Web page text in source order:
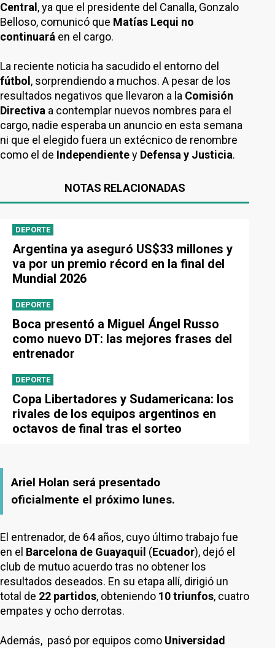
Central , ya que el presidente del Canalla, Gonzalo
Belloso, comunicó que Matías Lequi no
continuará en el cargo.
La reciente noticia ha sacudido el entorno del
fútbol , sorprendiendo a muchos. A pesar de los
resultados negativos que llevaron a la Comisión
Directiva a contemplar nuevos nombres para el
cargo, nadie esperaba un anuncio en esta semana
ni que el elegido fuera un extécnico de renombre
como el de Independientey Defensa y Justicia.
NOTAS RELACIONADAS
DEPORTE
Argentina ya aseguró US$33 millones y
va por un premio récord en la final del
Mundial 2026
DEPORTE
Boca presentó a Miguel Ángel Russo
como nuevo DT: las mejores frases del
entrenador
DEPORTE
Copa Libertadores y Sudamericana: los
rivales de los equipos argentinos en
octavos de final tras el sorteo
Ariel Holan será presentado
oficialmente el próximo lunes.
El entrenador, de 64 años, cuyo último trabajo fue
en el Barcelona de Guayaquil (Ecuador), dejó el
club de mutuo acuerdo tras no obtener los
resultados deseados. En su etapa allí, dirigió un
total de 22 partidos, obteniendo 10 triunfos, cuatro
empates y ocho derrotas.
Además, pasó por equipos como Universidad